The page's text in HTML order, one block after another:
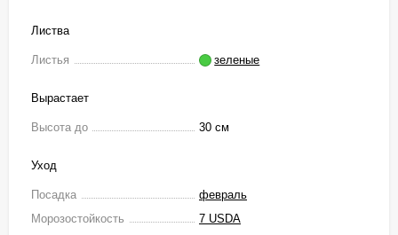
Листва
Листья зеленые
Вырастает
Высота до 30 см
Уход
Посадка
февраль
Морозостойкость
7 USDA